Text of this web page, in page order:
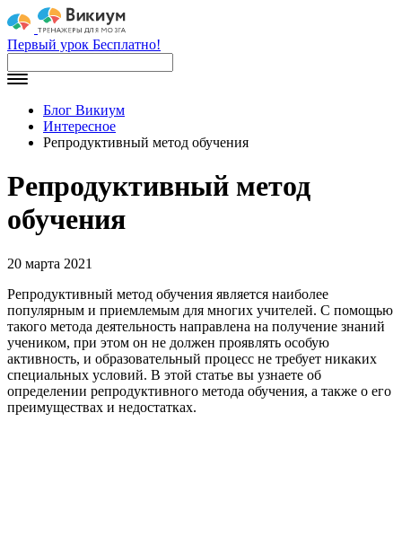
Первый урок Бесплатно!
Блог Викиум
Интересное
Репродуктивный метод обучения
Репродуктивный метод
обучения
20 марта 2021
Репродуктивный метод обучения является наиболее
популярным и приемлемым для многих учителей. С помощью
такого метода деятельность направлена на получение знаний
учеником, при этом он не должен проявлять особую
активность, и образовательный процесс не требует никаких
специальных условий. В этой статье вы узнаете об
определении репродуктивного метода обучения, а также о его
преимуществах и недостатках.